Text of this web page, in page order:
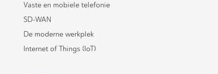
Vaste en mobiele telefonie
SD-WAN
De moderne werkplek
Internet of Things (IoT)